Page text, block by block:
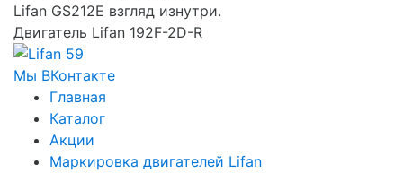
Lifan GS212E взгляд изнутри.
Двигатель Lifan 192F-2D-R
Мы ВКонтакте
Главная
Каталог
Акции
Маркировка двигателей Lifan